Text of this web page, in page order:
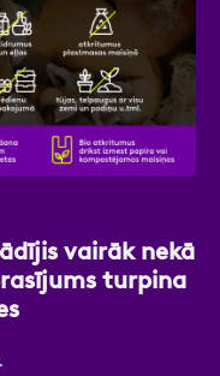
vairāk nekā
turpina